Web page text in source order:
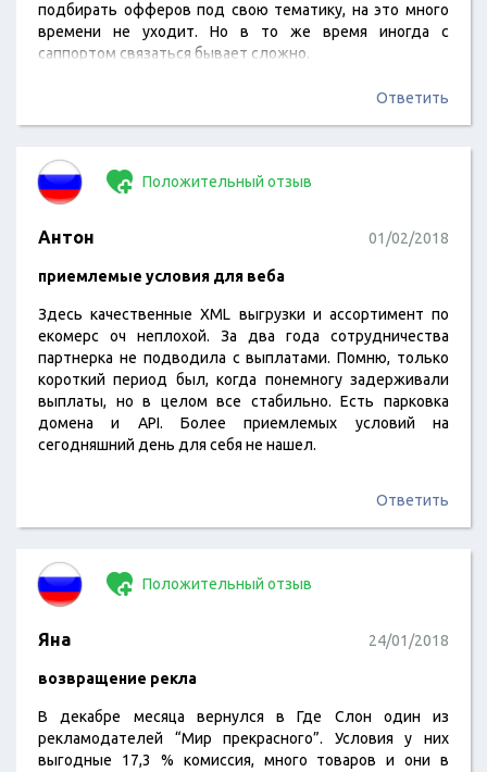
подбирать офферов под свою тематику, на это много
времени не уходит. Но в то же время иногда с
саппортом связаться бывает сложно.
Ответить
Положительный отзыв
Антон 01/02/2018
приемлемые условия для веба
Здесь качественные XML выгрузки и ассортимент по
екомерс оч неплохой. За два года сотрудничества
партнерка не подводила с выплатами. Помню, только
короткий период был, когда понемногу задерживали
выплаты, но в целом все стабильно. Есть парковка
домена и API. Более приемлемых условий на
сегодняшний день для себя не нашел.
Ответить
Положительный отзыв
Яна 24/01/2018
возвращение рекла
В декабре месяца вернулся в Где Слон один из
рекламодателей “Мир прекрасного”. Условия у них
выгодные 17,3 % комиссия, много товаров и они в